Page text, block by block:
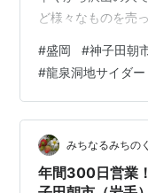
ど様々なものを売
つきたての餅を塩
いてどちらももう
す。 ひっつみ汁は
を薄く伸ばしたも
た汁がとても美味
サイダー 前日にお
#盛岡 #神子田朝
#龍泉洞地サイダー
みちなるみちのく
年間300日営業